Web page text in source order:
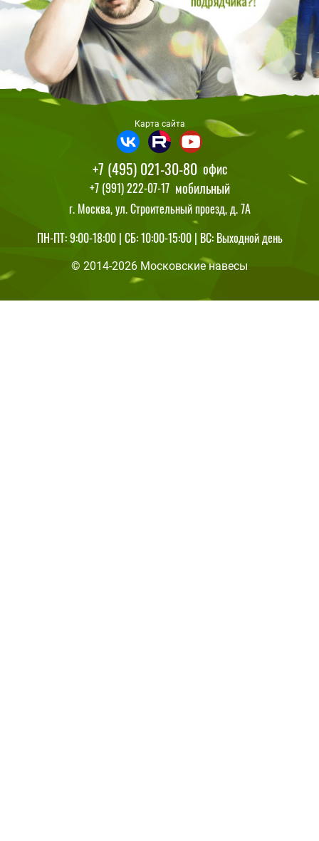
ПН-ПТ: 9:00-18:00 | СБ: 10:00-15:00 | ВС: Выходной день
© 2014-2026 Московские навесы
+7 (495) 021-30-80 офис
+7 (991) 222-07-17 мобильный
г. Москва, ул. Строительный проезд, д. 7А
Карта сайта